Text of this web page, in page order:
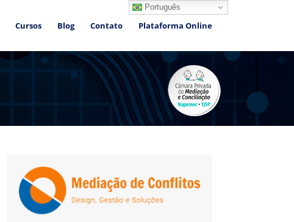
Cursos Blog Contato Plataforma Online
Português